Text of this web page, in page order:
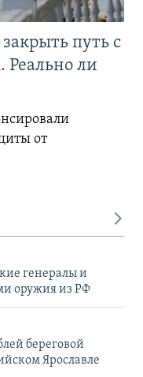
путь с
ли
от
генералы и
оружия из РФ
береговой
Ярославле